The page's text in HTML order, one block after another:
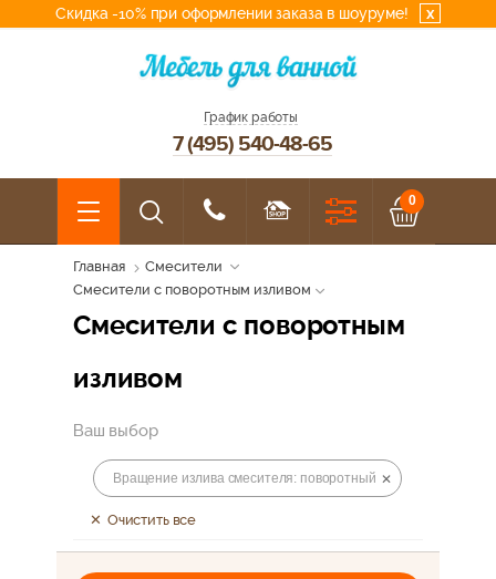
Скидка -10% при оформлении заказа в шоуруме! x
График работы
7 (495) 540-48-65
0
Главная
Смесители
Смесители с поворотным изливом
Смесители с поворотным
изливом
Ваш выбор
Вращение излива смесителя: поворотный
Очистить все